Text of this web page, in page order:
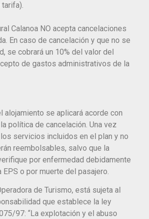
Calanoa NO acepta cancelaciones
En caso de cancelación y que no se
se cobrará un 10% del valor del
de gastos administrativos de la
alojamiento se aplicará acorde con
política de cancelación. Una vez
servicios incluidos en el plan y no
reembolsables, salvo que la
por enfermedad debidamente
o por muerte del pasajero.
de Turismo, está sujeta al
que establece la ley
97: “La explotación y el abuso